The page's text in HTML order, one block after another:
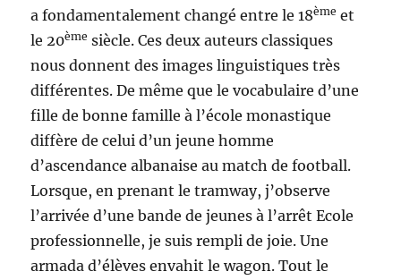
a fondamentalement changé entre le 18ème et
le 20ème siècle. Ces deux auteurs classiques
nous donnent des images linguistiques très
différentes. De même que le vocabulaire d’une
fille de bonne famille à l’école monastique
diffère de celui d’un jeune homme
d’ascendance albanaise au match de football.
Lorsque, en prenant le tramway, j’observe
l’arrivée d’une bande de jeunes à l’arrêt Ecole
professionnelle, je suis rempli de joie. Une
armada d’élèves envahit le wagon. Tout le